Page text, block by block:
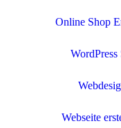
Online Shop
Webseite